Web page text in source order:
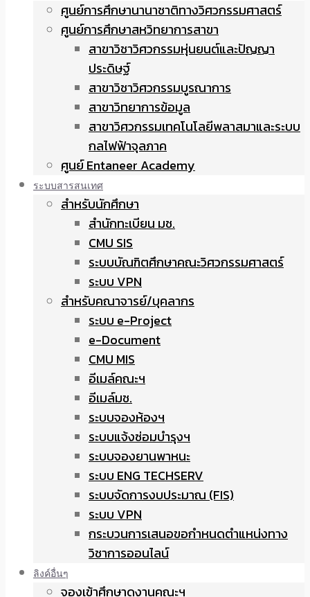
ศูนย์การศึกษานานาชาติทางวิศวกรรมศาสตร์
ศูนย์การศึกษาสหวิทยาการสาขา
สาขาวิชาวิศวกรรมหุ่นยนต์และปัญญา
ประดิษฐ์
สาขาวิชาวิศวกรรมบูรณาการ
สาขาวิทยาการข้อมูล
สาขาวิศวกรรมเทคโนโลยีพลาสมาและระบบ
กลไฟฟ้าจุลภาค
ศูนย์ Entaneer Academy
ระบบสารสนเทศ
สำหรับนักศึกษา
สำนักทะเบียน มช.
CMU SIS
ระบบบัณฑิตศึกษาคณะวิศวกรรมศาสตร์
ระบบ VPN
สำหรับคณาจารย์/บุคลากร
ระบบ e-Project
e-Document
CMU MIS
อีเมล์คณะฯ
อีเมล์มช.
ระบบจองห้องฯ
ระบบแจ้งซ่อมบำรุงฯ
ระบบจองยานพาหนะ
ระบบ ENG TECHSERV
ระบบจัดการงบประมาณ (FIS)
ระบบ VPN
กระบวนการเสนอขอกำหนดตำแหน่งทาง
วิชาการออนไลน์
ลิงค์อื่นๆ
จองเข้าศึกษาดูงานคณะฯ